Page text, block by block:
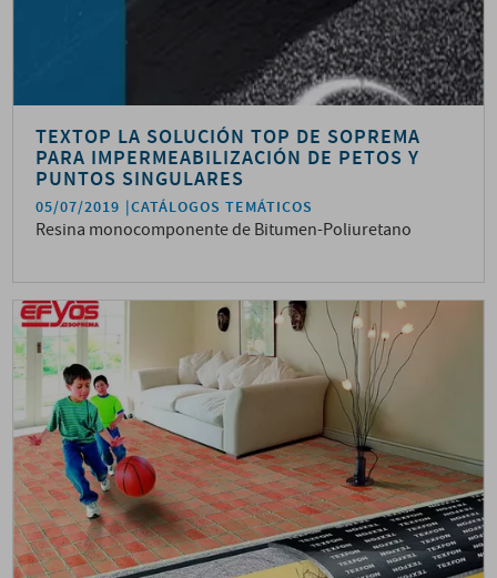
TEXTOP LA SOLUCIÓN TOP DE SOPREMA
PARA IMPERMEABILIZACIÓN DE PETOS Y
PUNTOS SINGULARES
05/07/2019 CATÁLOGOS TEMÁTICOS
Resina monocomponente de Bitumen-Poliuretano